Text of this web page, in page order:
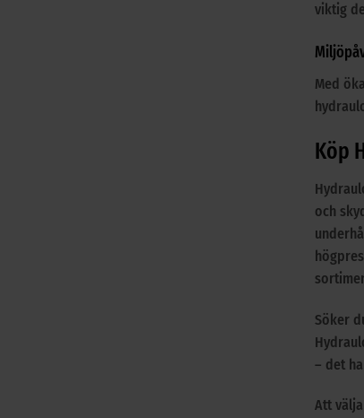
viktig
Med
Köp
och
Söker
– det
Att